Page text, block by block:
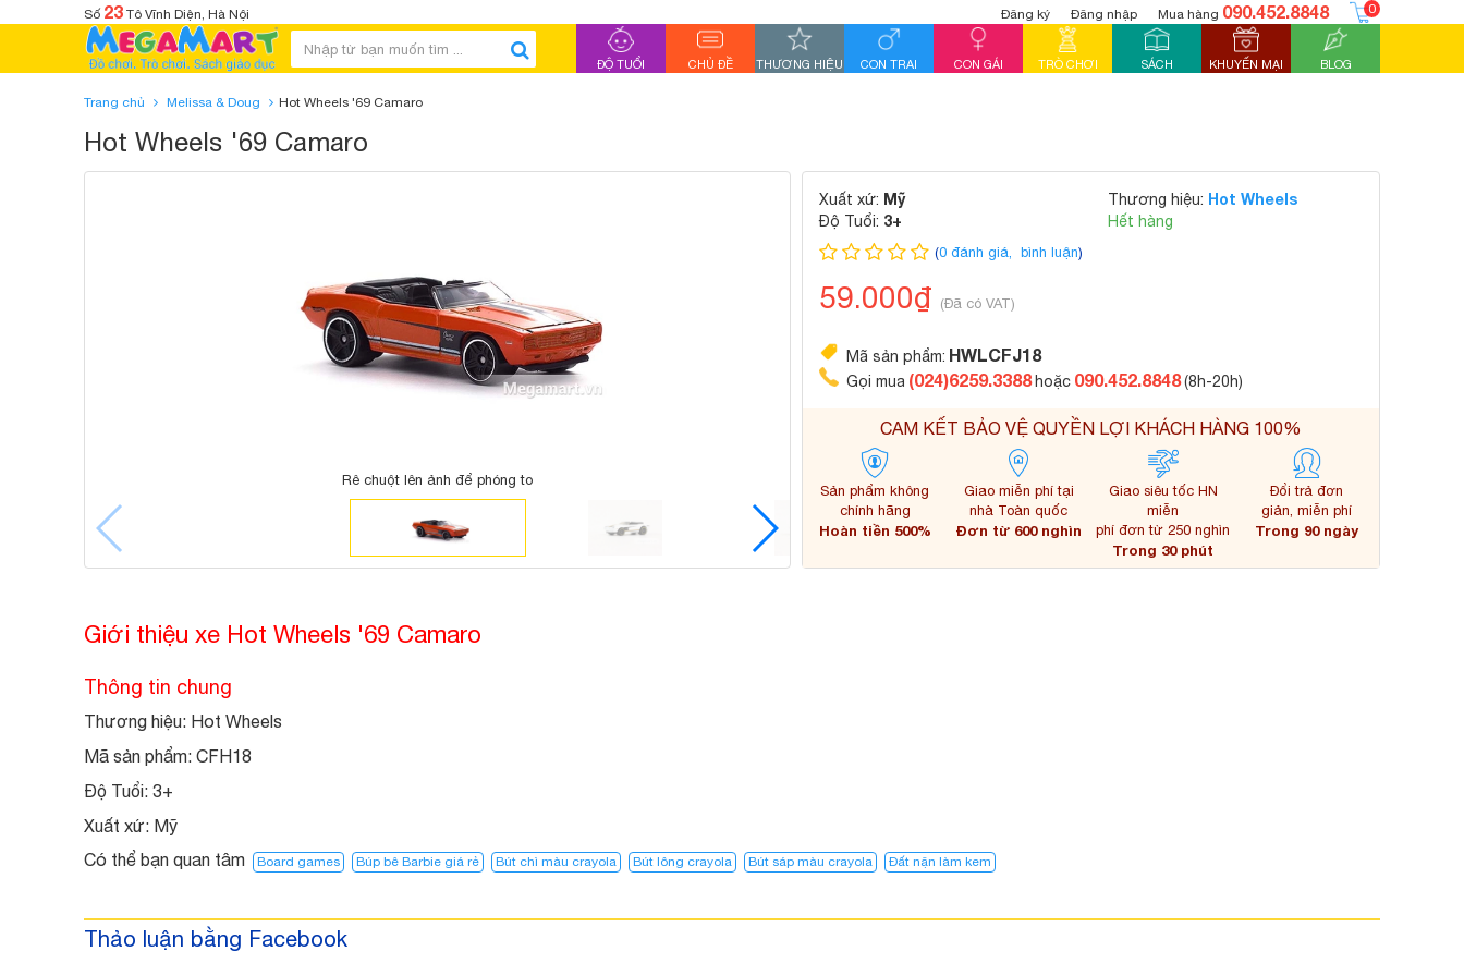
Số 23 Tô Vĩnh Diện, Hà Nội Đăng ký Đăng nhập Mua hàng 090.452.8848 0
ĐỘ TUỔI CHỦ ĐỀ THƯƠNG HIỆU CON TRAI CON GÁI TRÒ CHƠI SÁCH KHUYẾN MẠI BLOG
Trang chủ Melissa & Doug Hot Wheels '69 Camaro
Hot Wheels '69 Camaro
Rê chuột lên ảnh để phóng to
Xuất xứ: Mỹ
Độ Tuổi: 3+
Thương hiệu: Hot Wheels
Hết hàng
(0 đánh giá, bình luận)
59.000₫ (Đã có VAT)
CAM KẾT BẢO VỆ QUYỀN LỢI KHÁCH HÀNG 100%
Sản phẩm không
chính hãng
Hoàn tiền 500%
Giao miễn phí tại
nhà Toàn quốc
Đơn từ 600 nghìn
Giao siêu tốc HN
miễn
phí đơn từ 250 nghìn
Trong 30 phút
Đổi trả đơn
giản, miễn phí
Trong 90 ngày
Mã sản phẩm: HWLCFJ18
Gọi mua (024)6259.3388 hoặc 090.452.8848(8h-20h)
Giới thiệu xe Hot Wheels '69 Camaro
Thông tin chung
Thương hiệu: Hot Wheels
Mã sản phẩm: CFH18
Độ Tuổi: 3+
Xuất xứ: Mỹ
Có thể bạn quan tâm
Board games Búp bê Barbie giá rẻ Bút chì màu crayola Bút lông crayola Bút sáp màu crayola Đất nặn làm kem
Thảo luận bằng Facebook